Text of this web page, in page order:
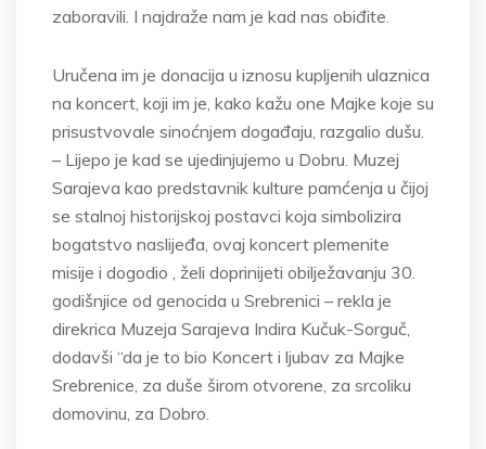
zaboravili. I najdraže nam je kad nas obiđite.
Uručena im je donacija u iznosu kupljenih ulaznica
na koncert, koji im je, kako kažu one Majke koje su
prisustvovale sinoćnjem događaju, razgalio dušu.
– Lijepo je kad se ujedinjujemo u Dobru. Muzej
Sarajeva kao predstavnik kulture pamćenja u čijoj
se stalnoj historijskoj postavci koja simbolizira
bogatstvo naslijeđa, ovaj koncert plemenite
misije i dogodio , želi doprinijeti obilježavanju 30.
godišnjice od genocida u Srebrenici – rekla je
direkrica Muzeja Sarajeva Indira Kučuk-Sorguč,
dodavši “da je to bio Koncert i ljubav za Majke
Srebrenice, za duše širom otvorene, za srcoliku
domovinu, za Dobro.